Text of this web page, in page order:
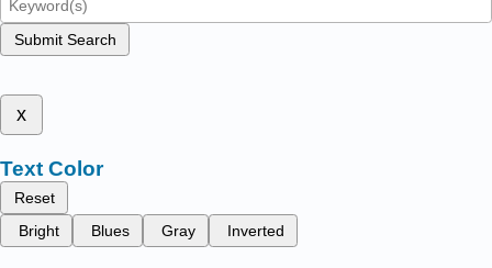
Submit Search
x
Text Color
Reset
Bright
Blues Gray Inverted